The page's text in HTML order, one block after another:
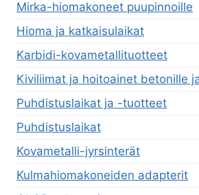
Mirka-hiomakoneet puupinnoille
Hioma ja katkaisulaikat
Karbidi-kovametallituotteet
Kiviliimat ja hoitoainet betonille
Puhdistuslaikat ja -tuotteet
Puhdistuslaikat
Kovametalli-jyrsinterät
Kulmahiomakoneiden adapterit